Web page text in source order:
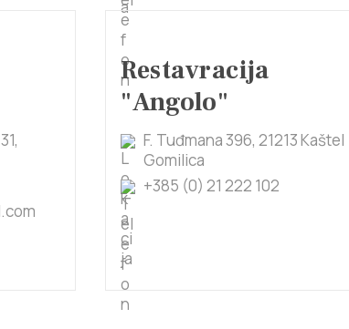
Restavracija
"Angolo"
F. Tuđmana 396, 21213 Kaštel
Gomilica
+385 (0) 21 222 102